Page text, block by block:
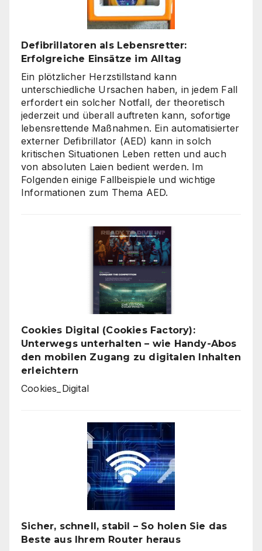
Tools
Defibrillatoren als Lebensretter:
Erfolgreiche Einsätze im Alltag
Ein plötzlicher Herzstillstand kann
unterschiedliche Ursachen haben, in jedem Fall
erfordert ein solcher Notfall, der theoretisch
jederzeit und überall auftreten kann, sofortige
lebensrettende Maßnahmen. Ein automatisierter
externer Defibrillator (AED) kann in solch
kritischen Situationen Leben retten und auch
von absoluten Laien bedient werden. Im
Folgenden einige Fallbeispiele und wichtige
Informationen zum Thema AED.
Cookies Digital (Cookies Factory):
Unterwegs unterhalten – wie Handy-Abos
den mobilen Zugang zu digitalen Inhalten
erleichtern
Cookies_Digital
Sicher, schnell, stabil – So holen Sie das
Beste aus Ihrem Router heraus